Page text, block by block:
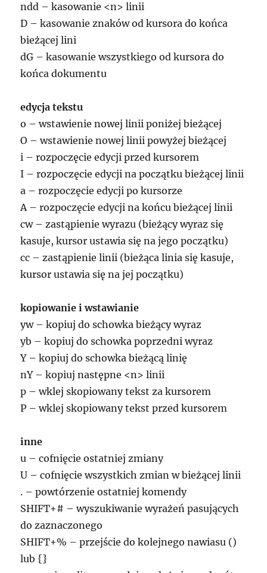
ndd – kasowanie <n> linii
D – kasowanie znaków od kursora do końca
bieżącej lini
dG – kasowanie wszystkiego od kursora do
końca dokumentu
edycja tekstu
o – wstawienie nowej linii poniżej bieżącej
O – wstawienie nowej linii powyżej bieżącej
i – rozpoczęcie edycji przed kursorem
I – rozpoczęcie edycji na początku bieżącej linii
a – rozpoczęcie edycji po kursorze
A – rozpoczęcie edycji na końcu bieżącej linii
cw – zastąpienie wyrazu (bieżący wyraz się
kasuje, kursor ustawia się na jego początku)
cc – zastąpienie linii (bieżąca linia się kasuje,
kursor ustawia się na jej początku)
kopiowanie i wstawianie
yw – kopiuj do schowka bieżący wyraz
yb – kopiuj do schowka poprzedni wyraz
Y – kopiuj do schowka bieżącą linię
nY – kopiuj następne <n> linii
p – wklej skopiowany tekst za kursorem
P – wklej skopiowany tekst przed kursorem
inne
u – cofnięcie ostatniej zmiany
U – cofnięcie wszystkich zmian w bieżącej linii
. – powtórzenie ostatniej komendy
SHIFT+# – wyszukiwanie wyrażeń pasujących
do zaznaczonego
SHIFT+% – przejście do kolejnego nawiasu ()
lub {}